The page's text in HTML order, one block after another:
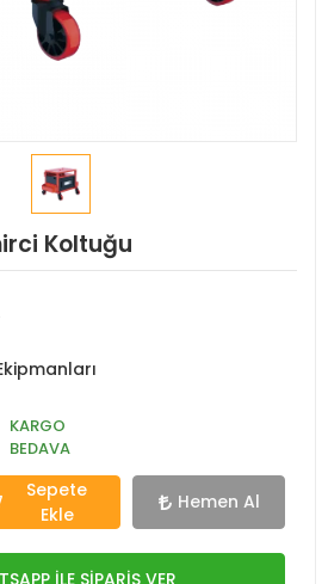
Koltuğu
KARGO
BEDAVA
Sepete
Ekle
Hemen Al
İLE SİPARİŞ VER